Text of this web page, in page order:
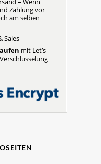
Zahlung vor
am selben
Sales
mit Let’s